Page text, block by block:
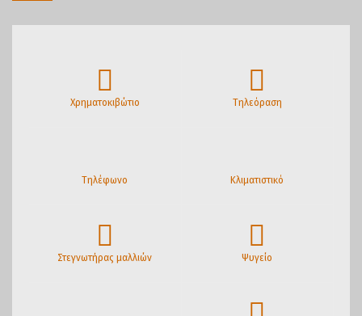
Χρηματοκιβώτιο Τηλεόραση
Τηλέφωνο Κλιματιστικό
Στεγνωτήρας μαλλιών Ψυγείο